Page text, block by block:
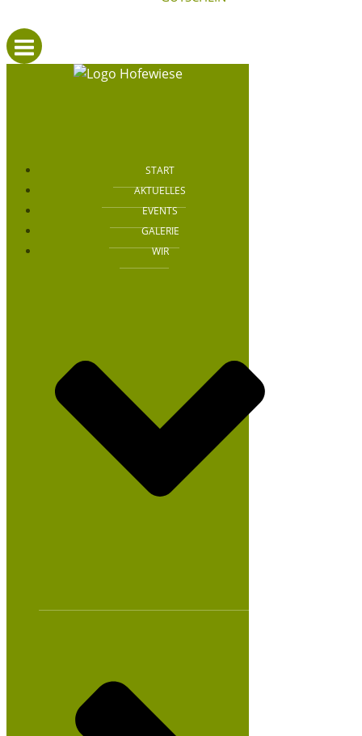
START
AKTUELLES
EVENTS
GALERIE
WIR